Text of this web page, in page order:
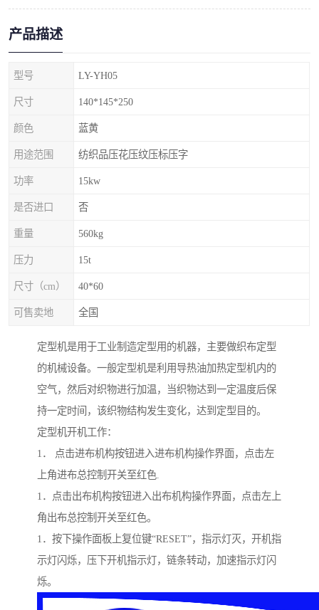
产品描述
型号 LY-YH05
尺寸 140*145*250
颜色 蓝黄
用途范围 纺织品压花压纹压标压字
功率 15kw
是否进口 否
重量 560kg
压力 15t
尺寸（cm） 40*60
可售卖地 全国
定型机是用于工业制造定型用的机器，主要做织布定型
的机械设备。一般定型机是利用导热油加热定型机内的
空气，然后对织物进行加温，当织物达到一定温度后保
持一定时间，该织物结构发生变化，达到定型目的。
定型机开机工作：
1． 点击进布机构按钮进入进布机构操作界面，点击左
上角进布总控制开关至红色.
1．点击出布机构按钮进入出布机构操作界面，点击左上
角出布总控制开关至红色。
1．按下操作面板上复位键“RESET”，指示灯灭，开机指
示灯闪烁，压下开机指示灯，链条转动，加速指示灯闪
烁。